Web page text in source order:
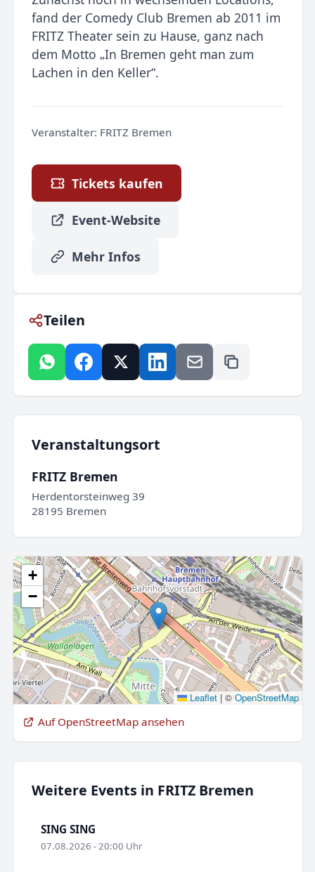
fand der Comedy Club Bremen ab 2011 im
FRITZ Theater sein zu Hause, ganz nach
dem Motto „In Bremen geht man zum
Lachen in den Keller“.
Veranstalter: FRITZ Bremen
Tickets kaufen
Event-Website
Mehr Infos
Teilen
Veranstaltungsort
FRITZ Bremen
Herdentorsteinweg 39
28195 Bremen
+
−
Leaflet |© OpenStreetMap
Auf OpenStreetMap ansehen
Weitere Events in FRITZ Bremen
SING SING
07.08.2026 - 20:00 Uhr